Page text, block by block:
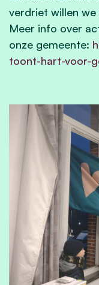
verdriet willen
Meer info over
onze gemeente:
toont-hart-voor-